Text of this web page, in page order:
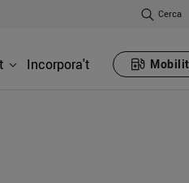
Cerca
Incorpora't